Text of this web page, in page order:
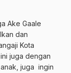
Ake Gaale
dan
Kota
juga dengan
juga ingin